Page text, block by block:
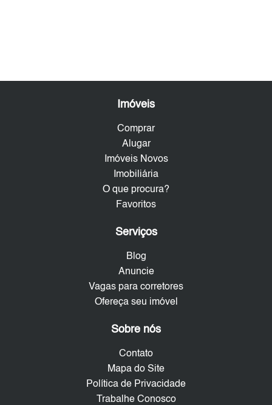
Imóveis
Comprar
Alugar
Imóveis Novos
Imobiliária
O que procura?
Favoritos
Serviços
Blog
Anuncie
Vagas para corretores
Ofereça seu imóvel
Sobre nós
Contato
Mapa do Site
Política de Privacidade
Trabalhe Conosco